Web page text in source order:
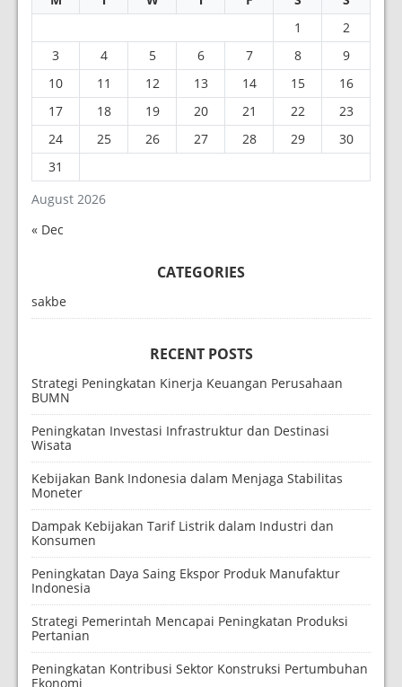
August 2026
1
2
3
4 5 6 7 8
9
10
11 12 13 14 15
16
17
18 19 20 21 22
23
24
25 26 27 28 29
30
31
« Dec
CATEGORIES
sakbe
RECENT POSTS
Strategi Peningkatan Kinerja Keuangan Perusahaan
BUMN
Peningkatan Investasi Infrastruktur dan Destinasi
Wisata
Kebijakan Bank Indonesia dalam Menjaga Stabilitas
Moneter
Dampak Kebijakan Tarif Listrik dalam Industri dan
Konsumen
Peningkatan Daya Saing Ekspor Produk Manufaktur
Indonesia
Strategi Pemerintah Mencapai Peningkatan Produksi
Pertanian
Peningkatan Kontribusi Sektor Konstruksi Pertumbuhan
Ekonomi